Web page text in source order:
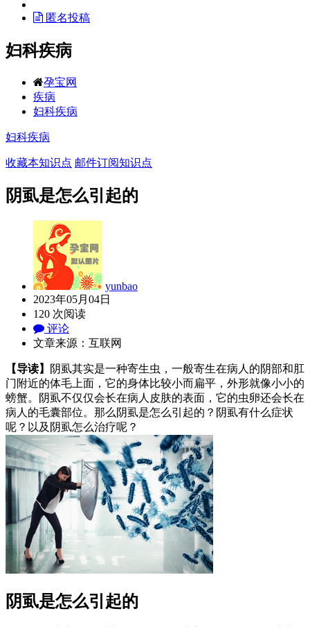
匿名投稿
妇科疾病
孕宝网
疾病
妇科疾病
妇科疾病
收藏本知识点 邮件订阅知识点
阴虱是怎么引起的
yunbao
2023年05月04日
120 次阅读
评论
文章来源：互联网
【导读】
阴虱其实是一种寄生虫，一般寄生在病人的阴部和肛
门附近的体毛上面，它的身体比较小而扁平，外形就像小小的
螃蟹。阴虱不仅仅会长在病人皮肤的表面，它的虫卵还会长在
病人的毛囊部位。那么阴虱是怎么引起的？阴虱有什么症状
呢？以及阴虱怎么治疗呢？
阴虱是怎么引起的